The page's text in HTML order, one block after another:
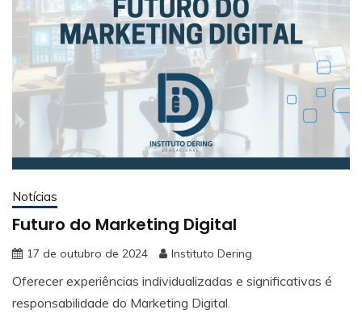
Notícias
Futuro do Marketing Digital
17 de outubro de 2024 Instituto Dering
Oferecer experiências individualizadas e significativas é
responsabilidade do Marketing Digital.